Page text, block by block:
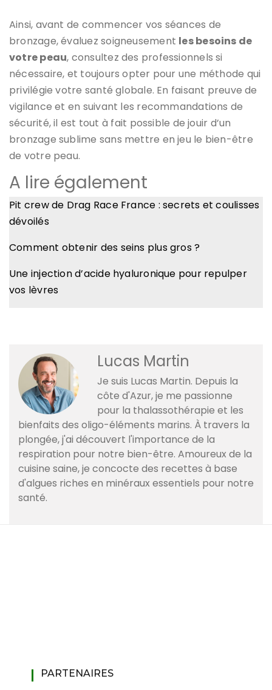
Ainsi, avant de commencer vos séances de
bronzage, évaluez soigneusement les besoins de
votre peau, consultez des professionnels si
nécessaire, et toujours opter pour une méthode qui
privilégie votre santé globale. En faisant preuve de
vigilance et en suivant les recommandations de
sécurité, il est tout à fait possible de jouir d’un
bronzage sublime sans mettre en jeu le bien-être
de votre peau.
A lire également
Pit crew de Drag Race France : secrets et coulisses
dévoilés
Comment obtenir des seins plus gros ?
Une injection d’acide hyaluronique pour repulper
vos lèvres
Lucas Martin
Je suis Lucas Martin. Depuis la
côte d'Azur, je me passionne
pour la thalassothérapie et les
bienfaits des oligo-éléments marins. À travers la
plongée, j'ai découvert l'importance de la
respiration pour notre bien-être. Amoureux de la
cuisine saine, je concocte des recettes à base
d'algues riches en minéraux essentiels pour notre
santé.
PARTENAIRES